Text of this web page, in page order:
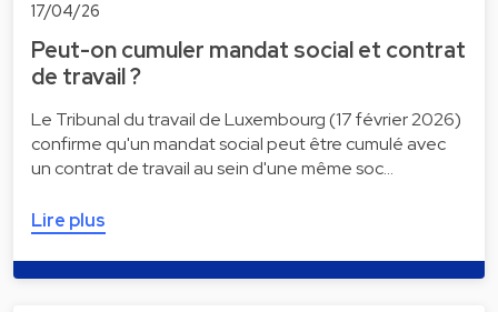
17/04/26
Peut-on cumuler mandat social et contrat
de travail ?
Le Tribunal du travail de Luxembourg (17 février 2026)
confirme qu'un mandat social peut être cumulé avec
un contrat de travail au sein d'une même soc…
Lire plus